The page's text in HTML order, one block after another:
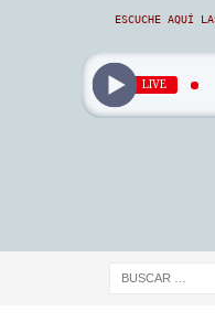
ESCUCHE AQUÍ
LIVE